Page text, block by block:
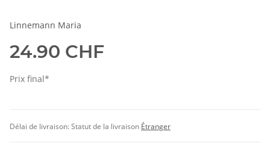
Linnemann Maria
24.90 CHF
Prix final*
Délai de livraison:Statut de la livraison Étranger